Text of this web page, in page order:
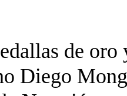
de oro
Diego